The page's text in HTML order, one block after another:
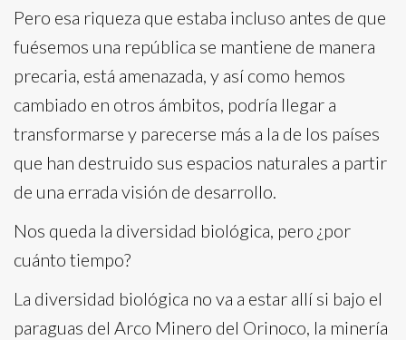
Pero esa riqueza que estaba incluso antes de que
fuésemos una república se mantiene de manera
precaria, está amenazada, y así como hemos
cambiado en otros ámbitos, podría llegar a
transformarse y parecerse más a la de los países
que han destruido sus espacios naturales a partir
de una errada visión de desarrollo.
Nos queda la diversidad biológica, pero ¿por
cuánto tiempo?
La diversidad biológica no va a estar allí si bajo el
paraguas del Arco Minero del Orinoco, la minería